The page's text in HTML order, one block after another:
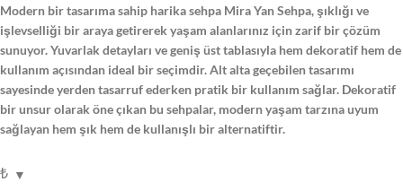
Modern bir tasarıma sahip harika sehpa Mira Yan Sehpa, şıklığı ve
işlevselliği bir araya getirerek yaşam alanlarınız için zarif bir çözüm
sunuyor. Yuvarlak detayları ve geniş üst tablasıyla hem dekoratif hem de
kullanım açısından ideal bir seçimdir. Alt alta geçebilen tasarımı
sayesinde yerden tasarruf ederken pratik bir kullanım sağlar. Dekoratif
bir unsur olarak öne çıkan bu sehpalar, modern yaşam tarzına uyum
sağlayan hem şık hem de kullanışlı bir alternatiftir.
₺